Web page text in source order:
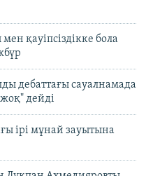
қауіпсіздікке бола
дебаттағы сауалнамада
дейді
ірі мұнай зауытына